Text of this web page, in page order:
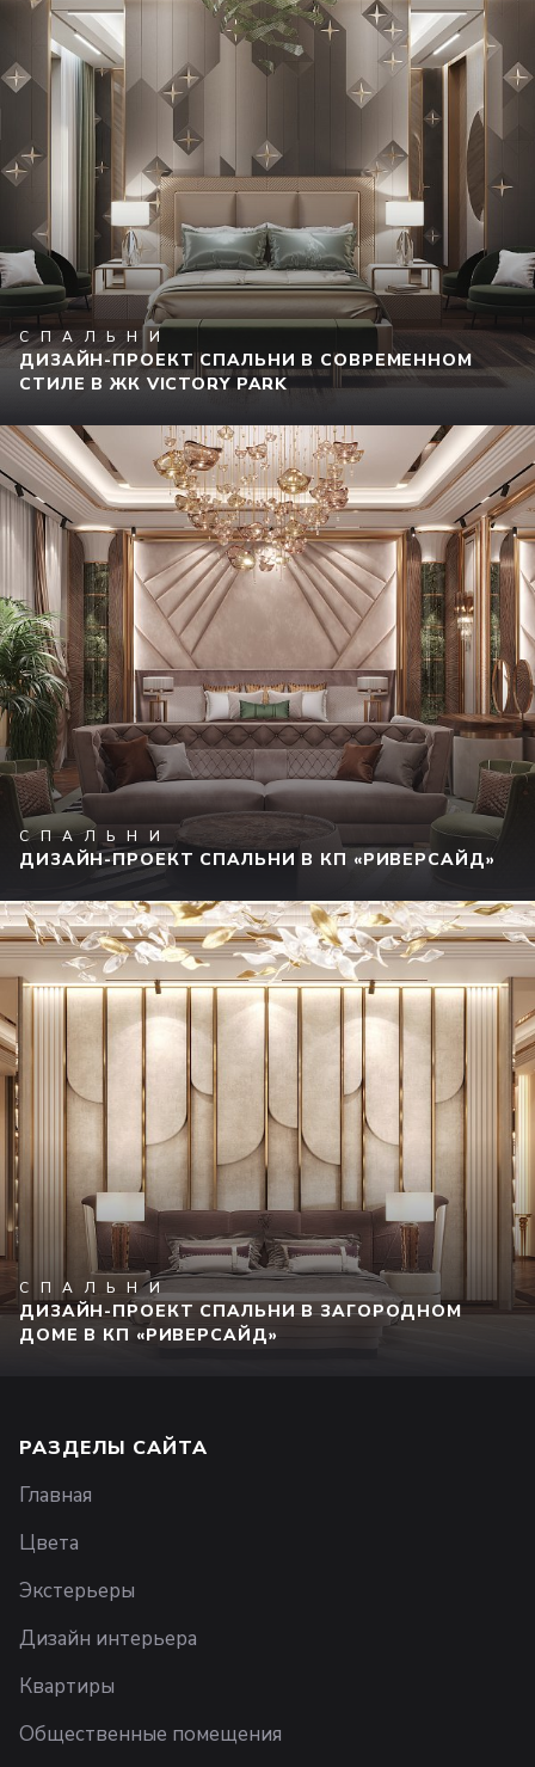
СПАЛЬНИ
ДИЗАЙН-ПРОЕКТ СПАЛЬНИ В СОВРЕМЕННОМ
СТИЛЕ В ЖК VICTORY PARK
СПАЛЬНИ
ДИЗАЙН-ПРОЕКТ СПАЛЬНИ В КП «РИВЕРСАЙД»
СПАЛЬНИ
ДИЗАЙН-ПРОЕКТ СПАЛЬНИ В ЗАГОРОДНОМ
ДОМЕ В КП «РИВЕРСАЙД»
РАЗДЕЛЫ САЙТА
Главная
Цвета
Экстерьеры
Дизайн интерьера
Квартиры
Общественные помещения